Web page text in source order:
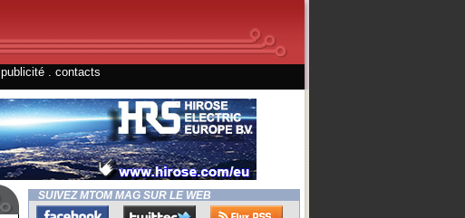
publicité contacts
SUIVEZ MTOM MAG SUR LE WEB